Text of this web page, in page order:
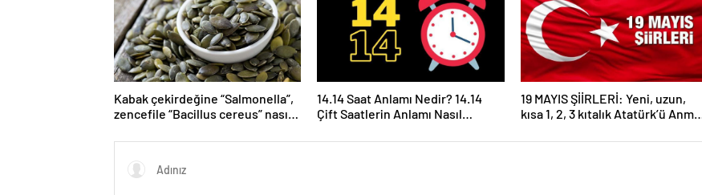
Kabak çekirdeğine “Salmonella”,
zencefile “Bacillus cereus” nasıl
14.14 Saat Anlamı Nedir? 14.14
Çift Saatlerin Anlamı Nasıl
19 MAYIS ŞİİRLERİ: Yeni, uzun,
kısa 1, 2, 3 kıtalık Atatürk’ü Anma